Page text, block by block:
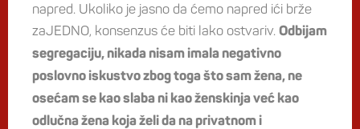
napred. Ukoliko je jasno da ćemo napred ići brže
zaJEDNO, konsenzus će biti lako ostvariv. Odbijam
segregaciju, nikada nisam imala negativno
poslovno iskustvo zbog toga što sam žena, ne
osećam se kao slaba ni kao ženskinja već kao
odlučna žena koja želi da na privatnom i